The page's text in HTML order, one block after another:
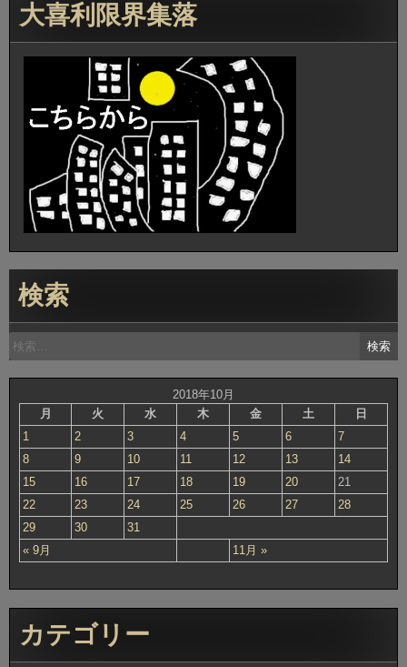
大喜利限界集落
検索
検
索:
2018年10月
月
火 水 木 金 土 日
« 9月 11月 »
1 2 3 4 5 6
7
8
9 10 11 12 13
14
15
16 17 18 19 20
21
22
23 24 25 26 27
28
29
30 31
カテゴリー